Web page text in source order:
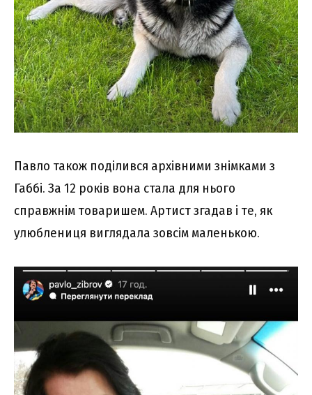
Павло також поділився архівними знімками з
Габбі. За 12 років вона стала для нього
справжнім товаришем. Артист згадав і те, як
улюблениця виглядала зовсім маленькою.